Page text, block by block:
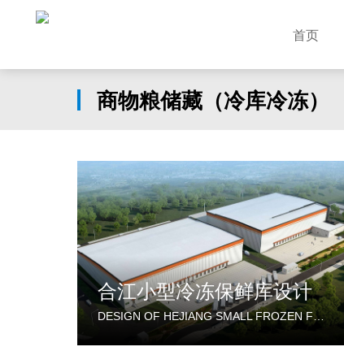
首页
商物粮储藏（冷库冷冻）
合江小型冷冻保鲜库设计
DESIGN OF HEJIANG SMALL FROZEN FRESH-KEEPING WAREHOUSE